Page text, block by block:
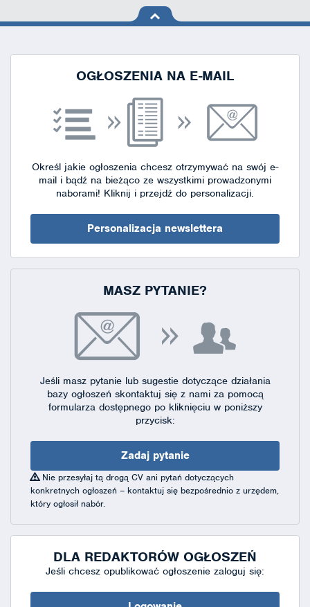
na górę
OGŁOSZENIA NA E-MAIL
Określ jakie ogłoszenia chcesz otrzymywać na swój e-
mail i bądź na bieżąco ze wszystkimi prowadzonymi
naborami! Kliknij i przejdź do personalizacji.
Personalizacja newslettera
MASZ PYTANIE?
Jeśli masz pytanie lub sugestie dotyczące działania
bazy ogłoszeń skontaktuj się z nami za pomocą
formularza dostępnegopo kliknięciu w poniższy
przycisk:
Zadaj pytanie
Nie przesyłaj tą drogą CV ani pytań dotyczących
konkretnych ogłoszeń – kontaktuj się bezpośrednio z urzędem,
który ogłosił nabór.
DLA REDAKTORÓW OGŁOSZEŃ
Jeśli chcesz opublikować ogłoszenie zaloguj się: